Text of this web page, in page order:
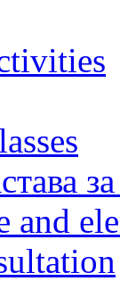
and